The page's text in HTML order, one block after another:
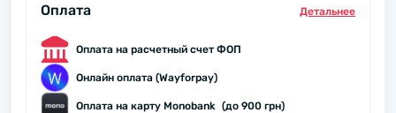
Оплата Детальнее
Оплата на расчетный счет ФОП
Онлайн оплата (Wayforpay)
Оплата на карту Monobank (до 900 грн)